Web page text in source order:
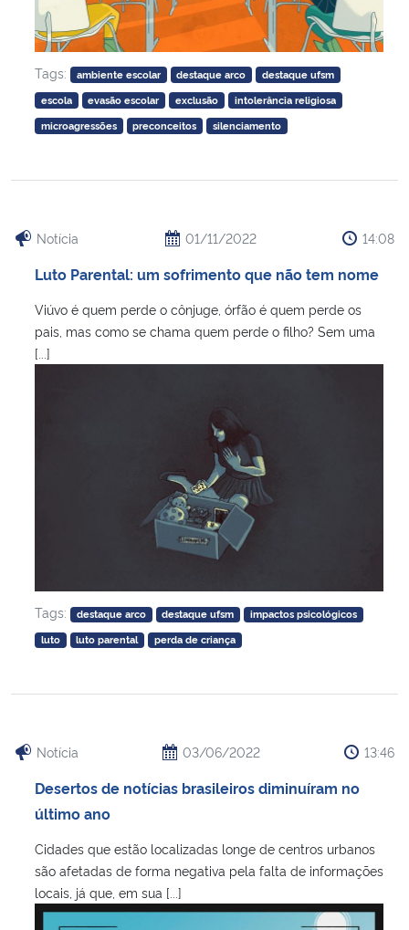
Tags: ambiente escolar destaque arco
destaque ufsm
escola
evasão escolar exclusão
intolerância religiosa
microagressões
preconceitos silenciamento
Notícia 01/11/2022 14:08
Luto Parental: um sofrimento que não tem nome
Viúvo é quem perde o cônjuge, órfão é quem perde os
pais, mas como se chama quem perde o filho? Sem uma
[...]
Tags: destaque arco destaque ufsm
impactos psicológicos
luto
luto parental perda de criança
Notícia 03/06/2022 13:46
Desertos de notícias brasileiros diminuíram no
último ano
Cidades que estão localizadas longe de centros urbanos
são afetadas de forma negativa pela falta de informações
locais, já que, em sua [...]